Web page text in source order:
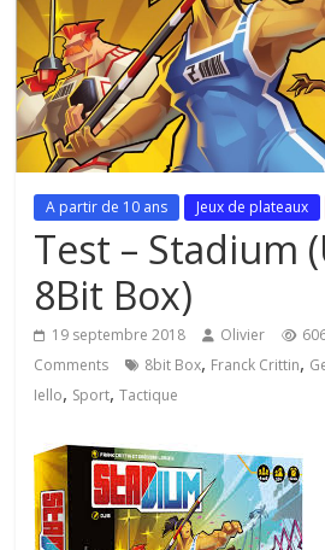
A partir de 10 ans Jeux de plateaux
Test – Stadium
8Bit Box)
19 septembre 2018 Olivier
Comments
8bit Box, Franck Crittin,
Iello, Sport,Tactique